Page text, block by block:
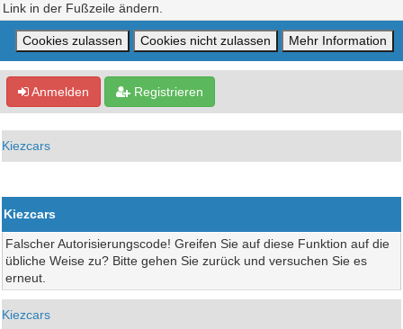
Link in der Fußzeile ändern.
Anmelden Registrieren
Kiezcars
Kiezcars
Falscher Autorisierungscode! Greifen Sie auf diese Funktion auf die
übliche Weise zu? Bitte gehen Sie zurück und versuchen Sie es
erneut.
Kiezcars